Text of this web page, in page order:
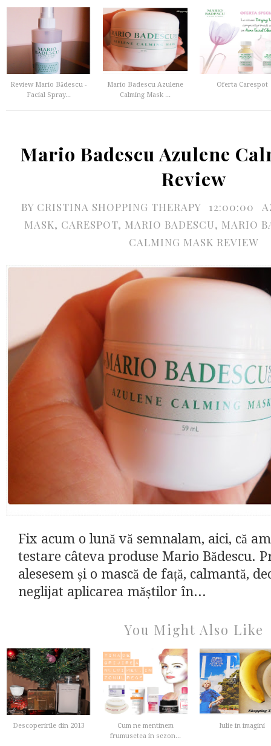
Review Mario Bădescu -
Facial Spray...
Mario Badescu Azulene
Calming Mask ...
Oferta Carespot
Mario Badescu Azulene
Review
BY CRISTINA SHOPPING THERAPY 12:00:00
MASK, CARESPOT, MARIO BADESCU, MARIO
CALMING MASK REVIEW
Fix acum o lună vă semnalam, aici, că
testare câteva produse Mario Bădescu.
alesesem și o mască de față, calmantă,
neglijat aplicarea măștilor în...
You Might Also Like
Descoperirile din 2013
Cum ne mentinem
frumusetea in sezon...
Iulie in imagini